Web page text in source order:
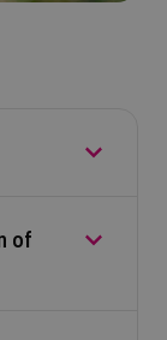
kinderen
zoals
of